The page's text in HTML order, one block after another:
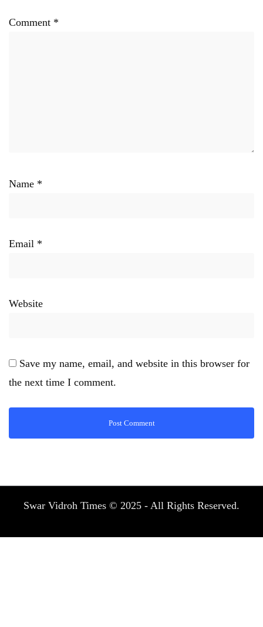
Comment *
Name *
Email *
Website
Save my name, email, and website in this browser for
the next time I comment.
Swar Vidroh Times © 2025 - All Rights Reserved.